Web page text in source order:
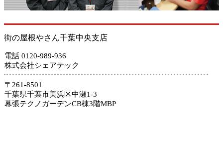
街の屋根やさん千葉中央支店
電話 0120-989-936
株式会社シェアテック
〒261-8501
千葉県千葉市美浜区中瀬1-3
幕張テクノガーデンCB棟3階MBP